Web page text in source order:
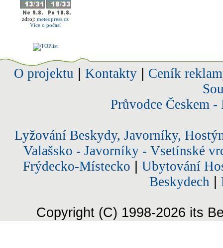
zdroj: meteopress.cz
Více o počasí
O projektu Kontakty| Ceník
Průvodce Českem
Lyžování Beskydy, Javorníky,
Valašsko - Javorníky - Vsetínské
Frýdecko-Místecko
Ubytování
Beskydech
Copyright (C) 1998-2026 its